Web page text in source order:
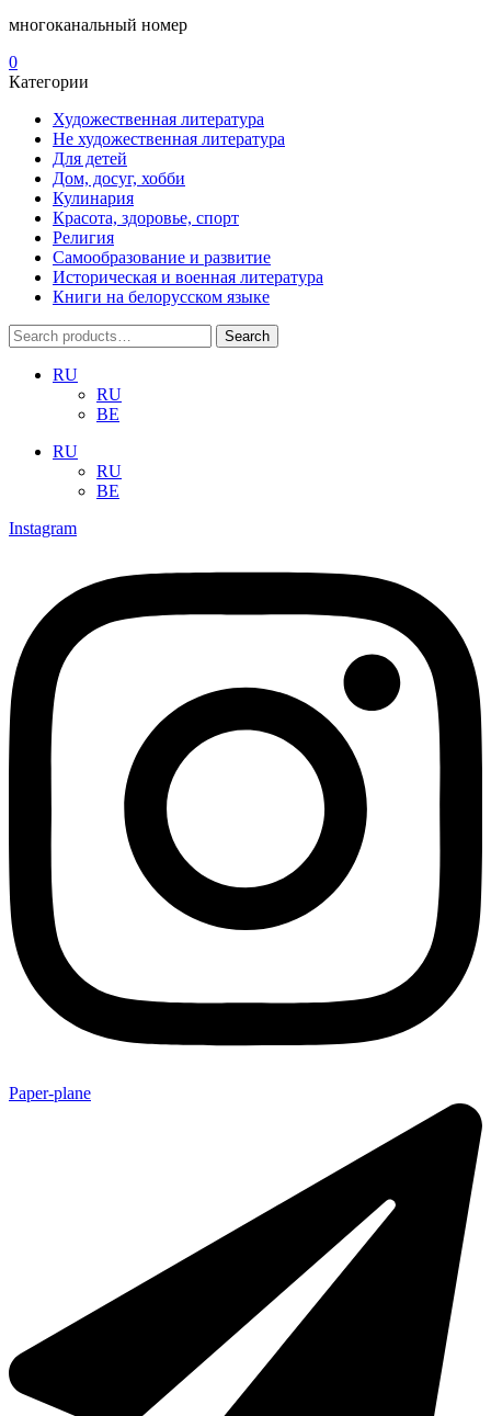
многоканальный номер
0
Категории
Художественная литература
Не художественная литература
Для детей
Дом, досуг, хобби
Кулинария
Красота, здоровье, спорт
Религия
Самообразование и развитие
Историческая и военная литература
Книги на белорусском языке
Search
for:
Search
RU
RU
BE
RU
RU
BE
Instagram
Paper-plane